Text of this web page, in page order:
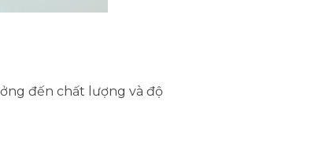
đến chất lượng và độ